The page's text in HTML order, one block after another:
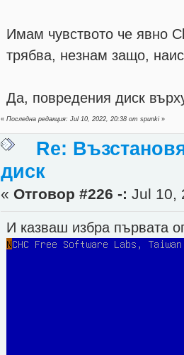
Имам чувството че явно
трябва, незнам защо,
Да, повредения диск
«Последна редакция: Jul 10, 2022, 20:38 от spunki »
Re:
диск
« Отговор #226 -: Jul 10,
И казваш избра първата